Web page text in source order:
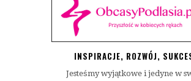
INSPIRACJE, ROZWÓJ,
Jesteśmy wyjątkowe i jedyne w